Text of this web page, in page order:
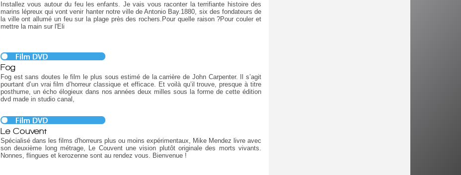
Installez vous autour du feu les enfants. Je vais vous raconter la terrifiante histoire des
marins lépreux qui vont venir hanter notre ville de Antonio Bay.1880, six des fondateurs de
la ville ont allumé un feu sur la plage près des rochers.Pour quelle raison ?Pour couler et
mettre la main sur l'Eli
Fog
Fog est sans doutes le film le plus sous estimé de la carrière de John Carpenter. Il s’agit
pourtant d’un vrai film d’horreur classique et efficace. Et voilà qu’il trouve, presque à titre
posthume, un écho élogieux dans nos années deux milles sous la forme de cette édition
dvd made in studio canal,
Le Couvent
Spécialisé dans les films d'horreurs plus ou moins expérimentaux, Mike Mendez livre avec
son deuxième long métrage, Le Couvent une vision plutôt originale des morts vivants.
Nonnes, flingues et kerozenne sont au rendez vous. Bienvenue !